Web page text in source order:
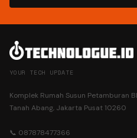
YOUR TECH UPDATE
Komplek Rumah Susun Petamburan
Tanah Abang, Jakarta Pusat 10260
📞 087878477366